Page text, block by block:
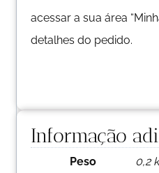
acessar a sua área
detalhes do pedido.
Informação
Peso 0,2